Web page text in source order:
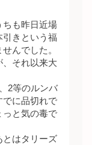
ちも昨日近場
きという福
んでした。
それ以来大
2等のルンバ
でに品切れで
っと気の毒で
とはタリーズ